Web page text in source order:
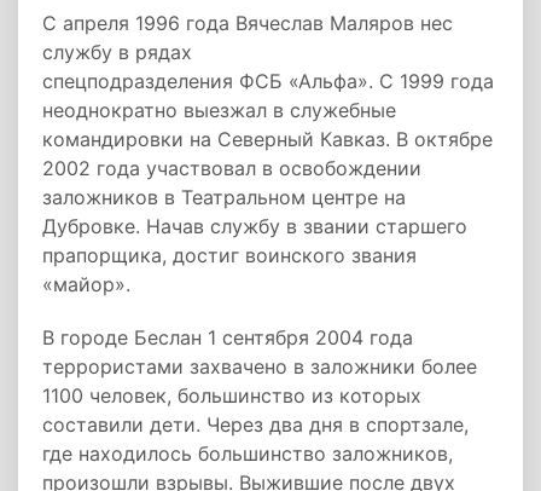
С апреля 1996 года Вячеслав Маляров нес
службу в рядах
спецподразделения ФСБ «Альфа». С 1999 года
неоднократно выезжал в служебные
командировки на Северный Кавказ. В октябре
2002 года участвовал в освобождении
заложников в Театральном центре на
Дубровке. Начав службу в звании старшего
прапорщика, достиг воинского звания
«майор».
В городе Беслан 1 сентября 2004 года
террористами захвачено в заложники более
1100 человек, большинство из которых
составили дети. Через два дня в спортзале,
где находилось большинство заложников,
произошли взрывы. Выжившие после двух